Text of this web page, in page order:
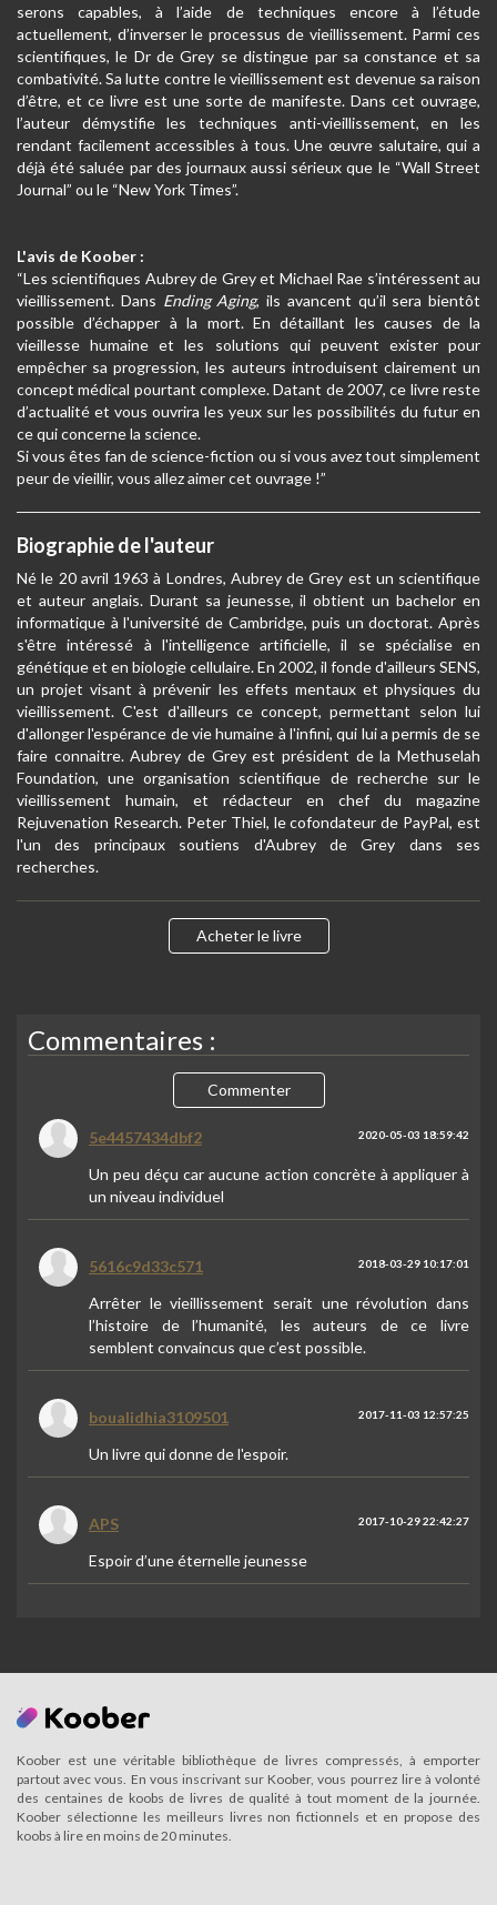
serons capables, à l’aide de techniques encore à l’étude
actuellement, d’inverser le processus de vieillissement. Parmi ces
scientifiques, le Dr de Grey se distingue par sa constance et sa
combativité. Sa lutte contre le vieillissement est devenue sa raison
d’être, et ce livre est une sorte de manifeste. Dans cet ouvrage,
l’auteur démystifie les techniques anti-vieillissement, en les
rendant facilement accessibles à tous. Une œuvre salutaire, qui a
déjà été saluée par des journaux aussi sérieux que le “Wall Street
Journal” ou le “New York Times”.
L'avis de Koober :
“Les scientifiques Aubrey de Grey et Michael Rae s’intéressent au
vieillissement. Dans Ending Aging, ils avancent qu’il sera bientôt
possible d’échapper à la mort. En détaillant les causes de la
vieillesse humaine et les solutions qui peuvent exister pour
empêcher sa progression, les auteurs introduisent clairement un
concept médical pourtant complexe. Datant de 2007, ce livre reste
d’actualité et vous ouvrira les yeux sur les possibilités du futur en
ce qui concerne la science.
Si vous êtes fan de science-fiction ou si vous avez tout simplement
peur de vieillir, vous allez aimer cet ouvrage !”
Biographie de l'auteur
Né le 20 avril 1963 à Londres, Aubrey de Grey est un scientifique
et auteur anglais. Durant sa jeunesse, il obtient un bachelor en
informatique à l'université de Cambridge, puis un doctorat. Après
s'être intéressé à l'intelligence artificielle, il se spécialise en
génétique et en biologie cellulaire. En 2002, il fonde d'ailleurs SENS,
un projet visant à prévenir les effets mentaux et physiques du
vieillissement. C'est d'ailleurs ce concept, permettant selon lui
d'allonger l'espérance de vie humaine à l'infini, qui lui a permis de se
faire connaitre. Aubrey de Grey est président de la Methuselah
Foundation, une organisation scientifique de recherche sur le
vieillissement humain, et rédacteur en chef du magazine
Rejuvenation Research. Peter Thiel, le cofondateur de PayPal, est
l'un des principaux soutiens d'Aubrey de Grey dans ses
recherches.
Acheter le livre
Commentaires :
Commenter
5e4457434dbf2 2020-05-03 18:59:42
Un peu déçu car aucune action concrète à appliquer à
un niveau individuel
5616c9d33c571 2018-03-29 10:17:01
Arrêter le vieillissement serait une révolution dans
l’histoire de l’humanité, les auteurs de ce livre
semblent convaincus que c’est possible.
boualidhia3109501 2017-11-03 12:57:25
Un livre qui donne de l'espoir.
APS 2017-10-29 22:42:27
Espoir d’une éternelle jeunesse
Koober est une véritable bibliothèque de livres compressés, à emporter
partout avec vous. En vous inscrivant sur Koober, vous pourrez lire à volonté
des centaines de koobs de livres de qualité à tout moment de la journée.
Koober sélectionne les meilleurs livres non fictionnels et en propose des
koobs à lire en moins de 20 minutes.